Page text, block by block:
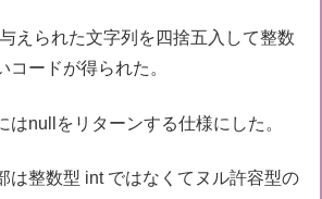
えられた文字列を四捨五入して整数
コードが得られた。
はnullをリターンする仕様にした。
は整数型 int ではなくてヌル許容型の